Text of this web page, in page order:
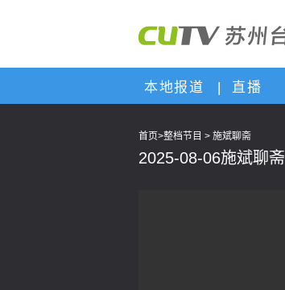
本地报道 | 直播
首页>整档节目 > 施斌聊斋
2025-08-06施斌聊斋